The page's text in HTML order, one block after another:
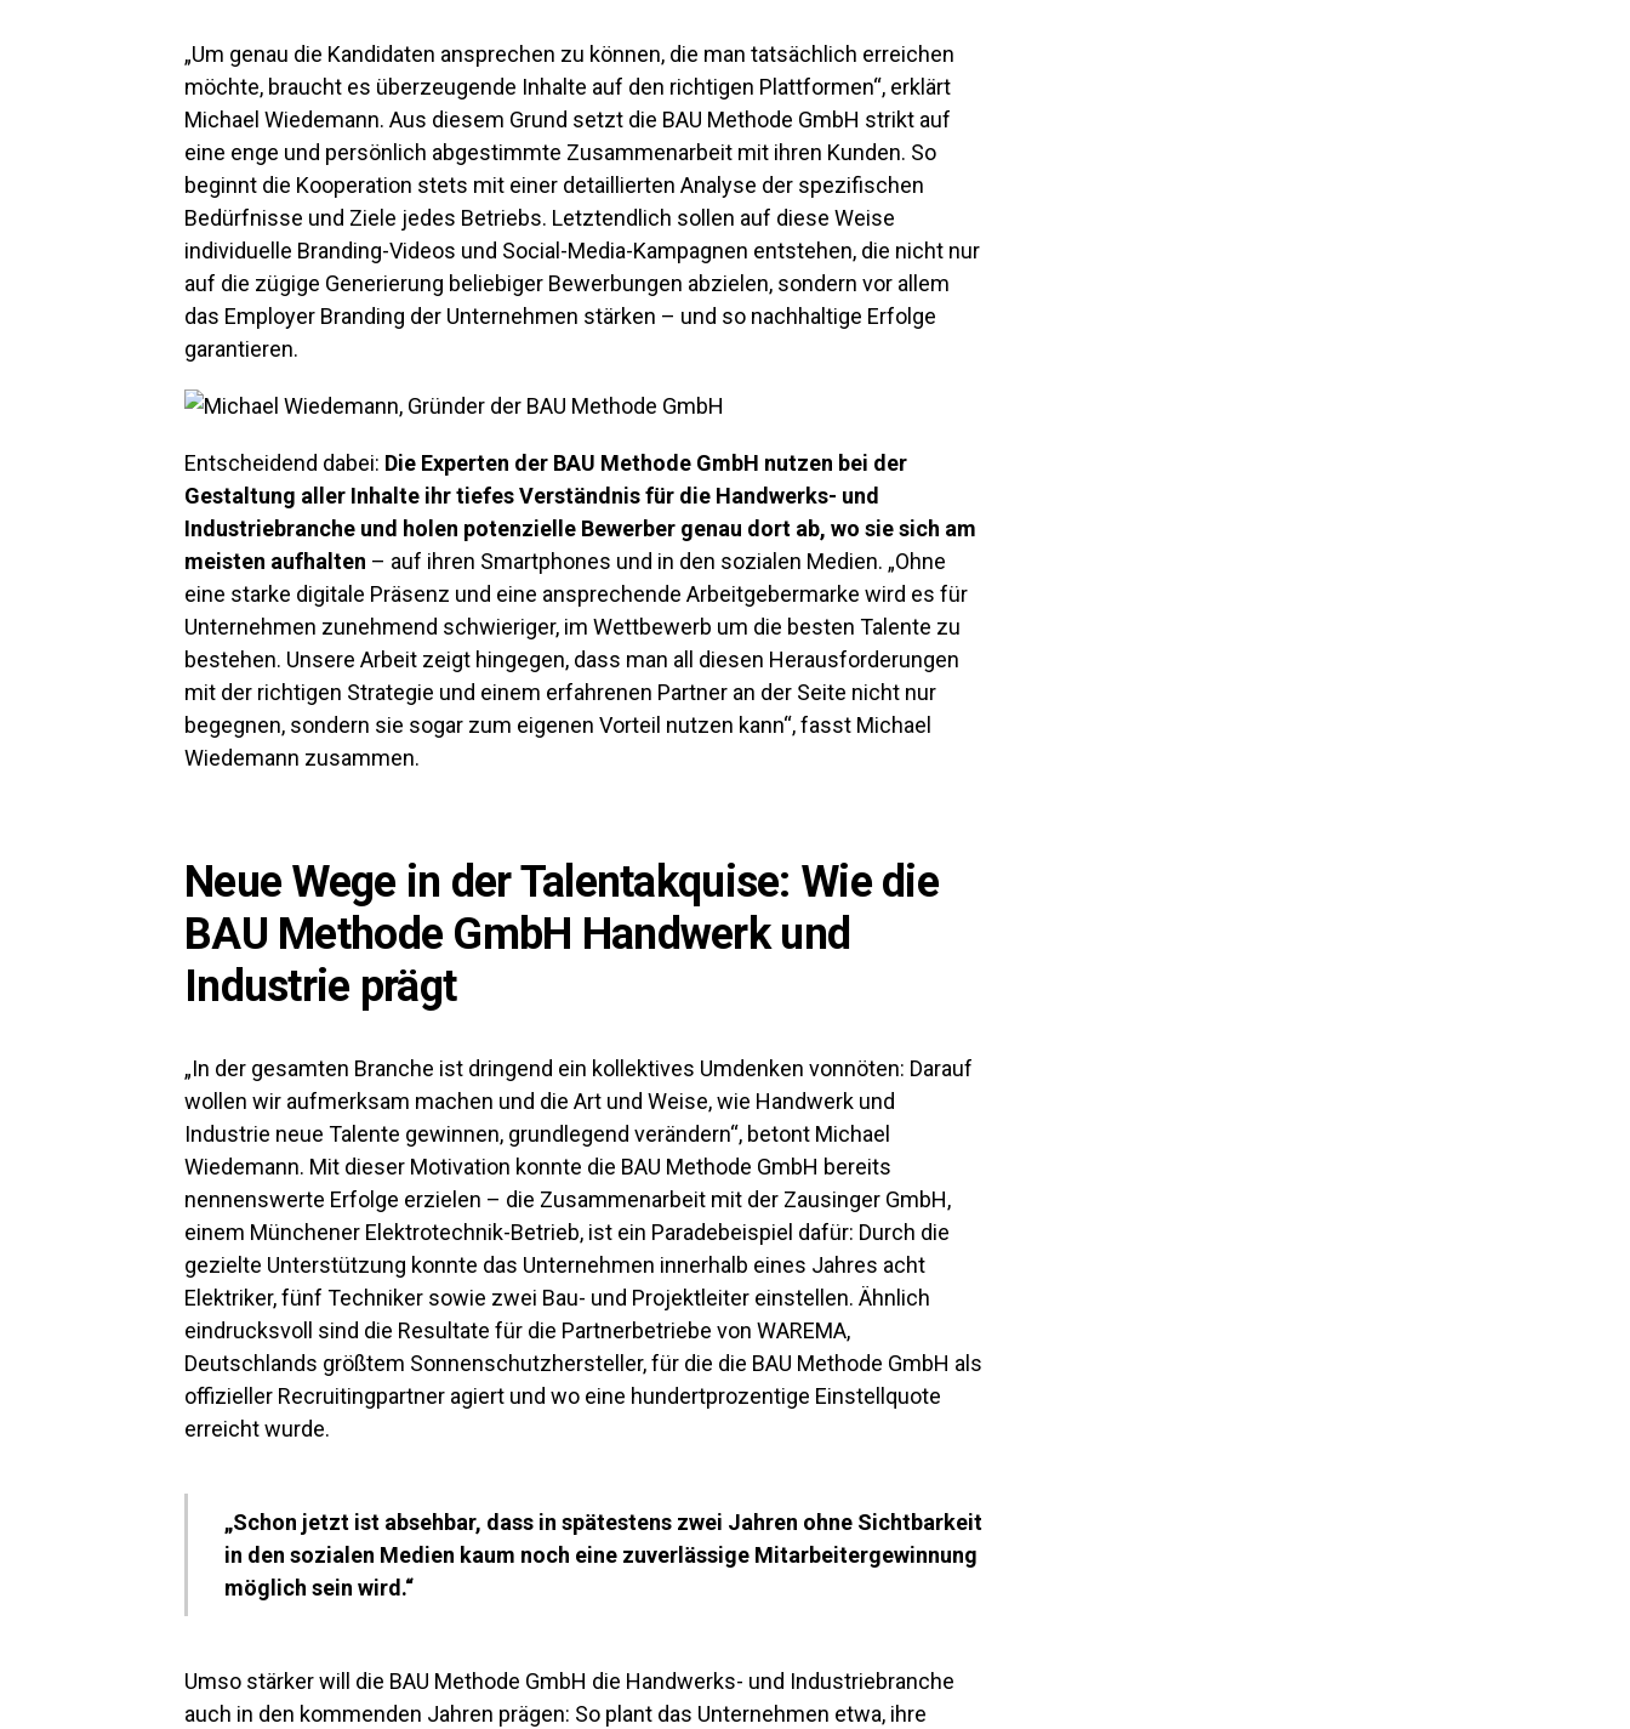
„Um genau die Kandidaten ansprechen zu können, die man tatsächlich erreichen
möchte, braucht es überzeugende Inhalte auf den richtigen Plattformen“, erklärt
Michael Wiedemann. Aus diesem Grund setzt die BAU Methode GmbH strikt auf
eine enge und persönlich abgestimmte Zusammenarbeit mit ihren Kunden. So
beginnt die Kooperation stets mit einer detaillierten Analyse der spezifischen
Bedürfnisse und Ziele jedes Betriebs. Letztendlich sollen auf diese Weise
individuelle Branding-Videos und Social-Media-Kampagnen entstehen, die nicht nur
auf die zügige Generierung beliebiger Bewerbungen abzielen, sondern vor allem
das Employer Branding der Unternehmen stärken – und so nachhaltige Erfolge
garantieren.
Entscheidend dabei: Die Experten der BAU Methode GmbH nutzen bei der
Gestaltung aller Inhalte ihr tiefes Verständnis für die Handwerks- und
Industriebranche und holen potenzielle Bewerber genau dort ab, wo sie sich am
meisten aufhalten – auf ihren Smartphones und in den sozialen Medien. „Ohne
eine starke digitale Präsenz und eine ansprechende Arbeitgebermarke wird es für
Unternehmen zunehmend schwieriger, im Wettbewerb um die besten Talente zu
bestehen. Unsere Arbeit zeigt hingegen, dass man all diesen Herausforderungen
mit der richtigen Strategie und einem erfahrenen Partner an der Seite nicht nur
begegnen, sondern sie sogar zum eigenen Vorteil nutzen kann“, fasst Michael
Wiedemann zusammen.
Neue Wege in der Talentakquise: Wie die
BAU Methode GmbH Handwerk und
Industrie prägt
„In der gesamten Branche ist dringend ein kollektives Umdenken vonnöten: Darauf
wollen wir aufmerksam machen und die Art und Weise, wie Handwerk und
Industrie neue Talente gewinnen, grundlegend verändern“, betont Michael
Wiedemann. Mit dieser Motivation konnte die BAU Methode GmbH bereits
nennenswerte Erfolge erzielen – die Zusammenarbeit mit der Zausinger GmbH,
einem Münchener Elektrotechnik-Betrieb, ist ein Paradebeispiel dafür: Durch die
gezielte Unterstützung konnte das Unternehmen innerhalb eines Jahres acht
Elektriker, fünf Techniker sowie zwei Bau- und Projektleiter einstellen. Ähnlich
eindrucksvoll sind die Resultate für die Partnerbetriebe von WAREMA,
Deutschlands größtem Sonnenschutzhersteller, für die die BAU Methode GmbH als
offizieller Recruitingpartner agiert und wo eine hundertprozentige Einstellquote
erreicht wurde.
„Schon jetzt ist absehbar, dass in spätestens zwei Jahren ohne Sichtbarkeit
in den sozialen Medien kaum noch eine zuverlässige Mitarbeitergewinnung
möglich sein wird.“
Umso stärker will die BAU Methode GmbH die Handwerks- und Industriebranche
auch in den kommenden Jahren prägen: So plant das Unternehmen etwa, ihre